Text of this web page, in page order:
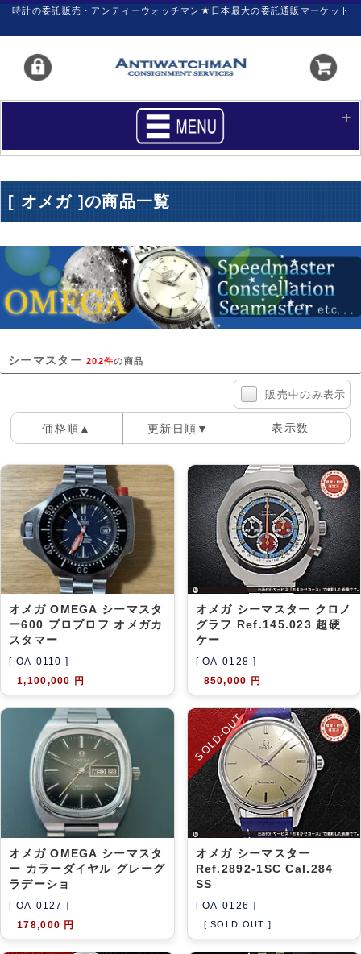
時計の委託販売・アンティーウォッチマン★日本最大の委託通販マーケット
買いたい
新着リスト 価格ダウン
価格の交渉 時計の修理
アーカイブ
[ オメガ ]の商品一覧
シーマスター202件の商品
販売中のみ表示
価格順▲ 更新日順▼ 表示数
40件
60件
100件
オメガ OMEGA シーマスタ
ー600 プロプロフ オメガカ
スタマー
[ OA-0110 ]
1,100,000 円
オメガ シーマスター クロノ
グラフ Ref.145.023 超硬
ケー
[ OA-0128 ]
850,000 円
オメガ OMEGA シーマスタ
ー カラーダイヤル グレーグ
ラデーショ
[ OA-0127 ]
178,000 円
SOLD-OUT
オメガ シーマスター
Ref.2892-1SC Cal.284
SS
[ OA-0126 ]
[ SOLD OUT ]